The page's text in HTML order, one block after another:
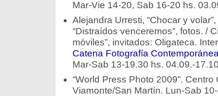
Mar-Vie 14-20, Sab 16-20 hs.
Alejandra Urresti, “Chocar y
“Distraídos venceremos”, fotos. /
móviles”, invitados: Oligateca.
Catena Fotografía
Mar-Sab 13-19.30 hs. 04.09.-
“World Press Photo 2009”. Centro
Viamonte/San Martín. Lun-Sab